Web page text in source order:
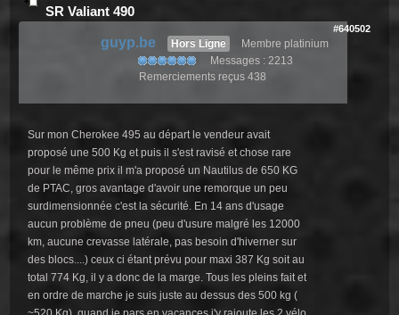
SR Valiant 490
#640502
guyp.be Hors Ligne
Membre platinium
Messages : 2213
Remerciements reçus 438
Sur mon Cherokee 495 au départ le vendeur avait
proposé une 500 Kg et puis il s'est ravisé et chose rare
pour le même prix il m'a proposé un Nautilus de 650 KG
de PTAC, gros avantage d'avoir une remorque un peu
surdimensionnée c'est la sécurité. En 14 ans d'usage
aucun problème de pneu (peu d'usure malgré les 12000
km, aucune crevasse latérale, pas besoin d'hiverner sur
des blocs....) ceux ci étant prévu pour maxi 387 Kg soit au
total 774 Kg, il y a donc de la marge. Tous les pleins fait et
en ordre de marche je suis juste au dessus des 500 kg (